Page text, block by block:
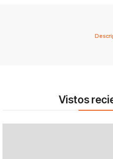
Vistos